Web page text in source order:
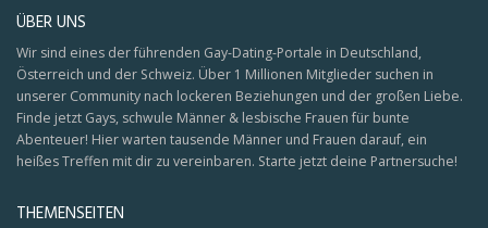
ÜBER UNS
Wir sind eines der führenden Gay-Dating-Portale in Deutschland,
Österreich und der Schweiz. Über 1 Millionen Mitglieder suchen in
unserer Community nach lockeren Beziehungen und der großen Liebe.
Finde jetzt Gays, schwule Männer & lesbische Frauen für bunte
Abenteuer! Hier warten tausende Männer und Frauen darauf, ein
heißes Treffen mit dir zu vereinbaren. Starte jetzt deine Partnersuche!
THEMENSEITEN